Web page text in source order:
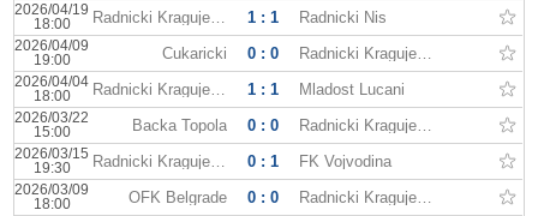
2026/04/19
18:00
Radnicki Kragujevac 1 : 1 Radnicki Nis
2026/04/09
19:00
Cukaricki 0 : 0 Radnicki Kragujevac
2026/04/04
18:00
Radnicki Kragujevac 1 : 1 Mladost Lucani
2026/03/22
15:00
Backa Topola 0 : 0 Radnicki Kragujevac
2026/03/15
19:30
Radnicki Kragujevac 0 : 1 FK Vojvodina
2026/03/09
18:00
OFK Belgrade 0 : 0 Radnicki Kragujevac